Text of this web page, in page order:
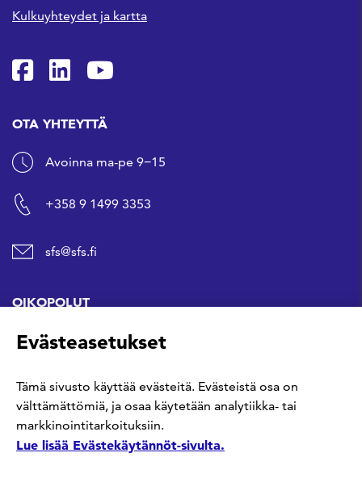
Kulkuyhteydet ja kartta
SFS Facebookissa
SFS Linkedinissä
SFS Youtubessa
OTA YHTEYTTÄ
Avoinna ma-pe 9−15
+358 9 1499 3353
sfs@sfs.fi
OIKOPOLUT
Hanki standardi
Kommentoi tekeillä olevia standardeja
Evästeasetukset
Tämä sivusto käyttää evästeitä. Evästeistä osa on
välttämättömiä, ja osaa käytetään analytiikka- tai
markkinointitarkoituksiin.
Lue lisää Evästekäytännöt-sivulta.